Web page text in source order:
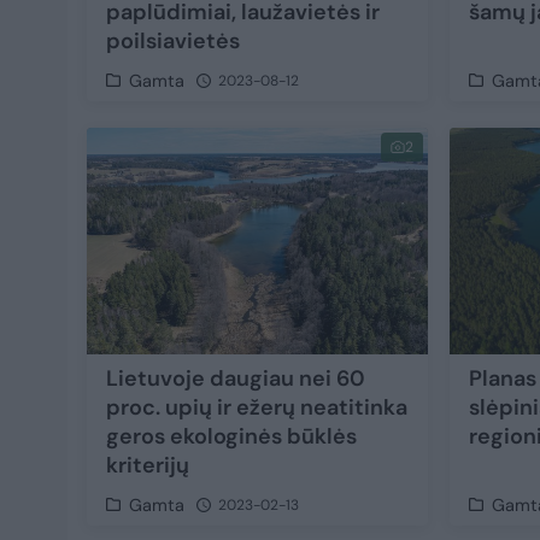
paplūdimiai, laužavietės ir
poilsiavietės
Gamta 2023-08-12
šamų
2
Lietuvoje daugiau nei 60
proc. upių ir ežerų neatitinka
geros ekologinės būklės
kriterijų
Gamta 2023-02-13